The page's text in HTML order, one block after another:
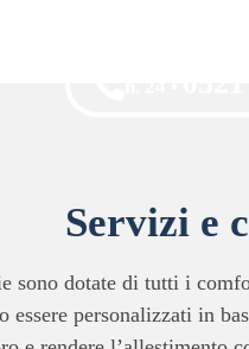
Servizi e
sono dotate di tutti i
essere personalizzati in